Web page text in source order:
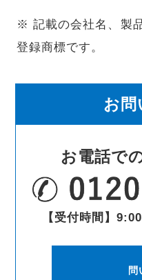
※ 記載の会社名、製
登録商標です。
お問
お電話で
【受付時間】
問